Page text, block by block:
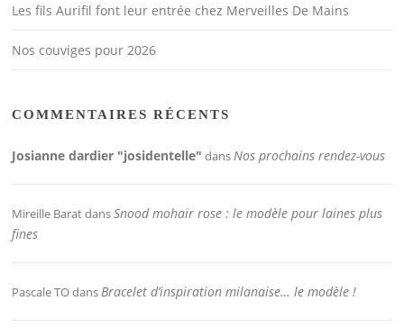
Les fils Aurifil font leur entrée chez Merveilles De Mains
Nos couviges pour 2026
COMMENTAIRES RÉCENTS
Josianne dardier "josidentelle" dansNos prochains rendez-vous
Mireille BaratdansSnood mohair rose : le modèle pour laines plus
fines
Pascale TOdansBracelet d’inspiration milanaise… le modèle !